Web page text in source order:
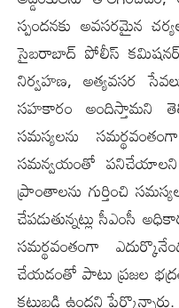
స్పందనకు అవసరమైన
సైబరాబాద్ పోలీస్ కమిషనర్
నిర్వహణ, అత్యవసర
సహకారం అందిస్తామని
సమస్యలను
సమన్వయంతో పనిచేయాలని
ప్రాంతాలను గుర్తించి
చేపడుతున్నట్లు సీఎంసీ
సమర్థవంతంగా
చేయడంతో పాటు ప్రజల
కట్టుబడి ఉందని పేర్కొన్నారు.